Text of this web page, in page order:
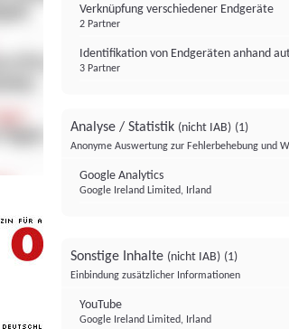
Verknüpfung verschiedener Endgeräte
2 Partner
Identifikation von Endgeräten anhand
3 Partner
Analyse / Statistik (nicht IAB) (1)
Anonyme Auswertung zur Fehlerbehebung und
Google Analytics
Google Ireland Limited, Irland
Sonstige Inhalte (nicht IAB) (1)
Einbindung zusätzlicher Informationen
YouTube
Google Ireland Limited, Irland